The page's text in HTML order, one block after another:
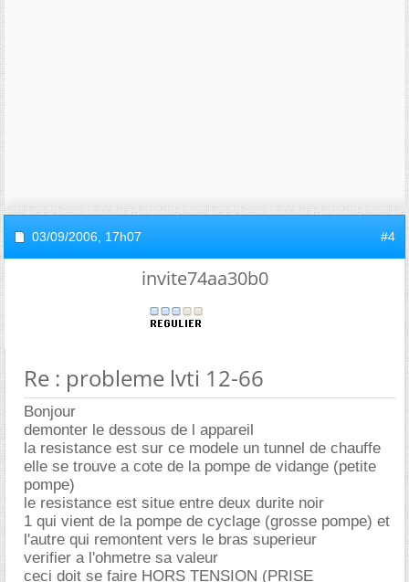
03/09/2006, 17h07 #4
invite74aa30b0
Re : probleme lvti 12-66
Bonjour
demonter le dessous de l appareil
la resistance est sur ce modele un tunnel de chauffe
elle se trouve a cote de la pompe de vidange (petite
pompe)
le resistance est situe entre deux durite noir
1 qui vient de la pompe de cyclage (grosse pompe) et
l'autre qui remontent vers le bras superieur
verifier a l'ohmetre sa valeur
ceci doit se faire HORS TENSION (PRISE